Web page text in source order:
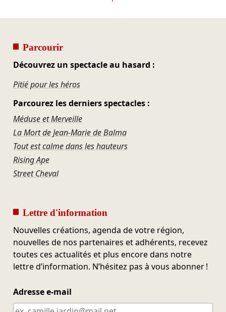
Parcourir
Découvrez un spectacle au hasard :
Pitié pour les héros
Parcourez les derniers spectacles :
Méduse et Merveille
La Mort de Jean-Marie de Balma
Tout est calme dans les hauteurs
Rising Ape
Street Cheval
Lettre d'information
Nouvelles créations, agenda de votre région,
nouvelles de nos partenaires et adhérents, recevez
toutes ces actualités et plus encore dans notre
lettre d’information. N’hésitez pas à vous abonner !
Adresse e-mail